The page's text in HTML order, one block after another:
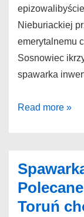
Nieburiackiej
emerytalnemu
Sosnowiec
spawarka
Przyłbica
uchwyt
spawalniczy
Gliwice
Read more »
Toruń